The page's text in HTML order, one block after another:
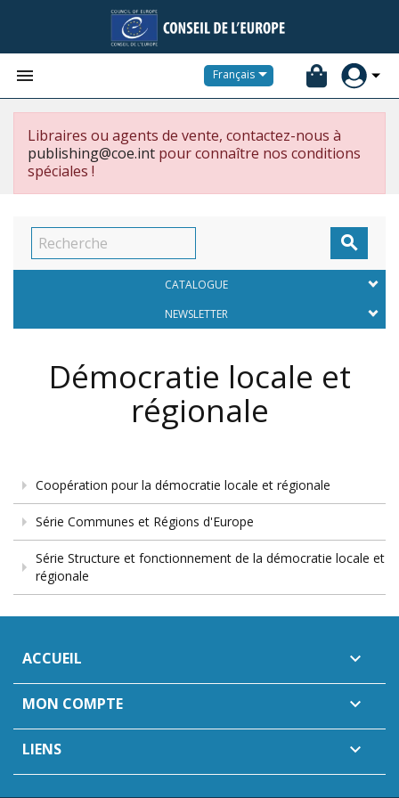
 Français
Libraires ou agents de vente, contactez-nous à
publishing@coe.int pour connaître nos conditions
spéciales !

CATALOGUE
NEWSLETTER
Démocratie locale et
régionale
Coopération pour la démocratie locale et régionale
Série Communes et Régions d'Europe
Série Structure et fonctionnement de la démocratie locale et
régionale
ACCUEIL 
MON COMPTE 
LIENS 